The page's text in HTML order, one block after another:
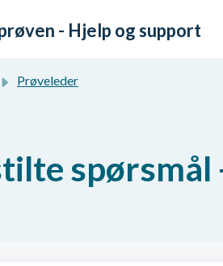
- Hjelp og support
Prøveleder
spørsmål